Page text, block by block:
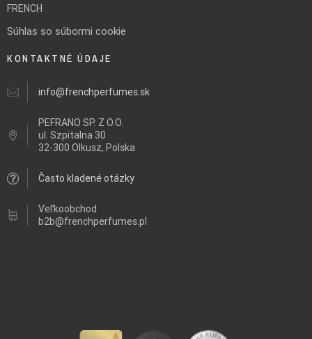
FRENCH
Súhlas so súbormi cookie
KONTAKTNÉ ÚDAJE
info@frenchperfumes.sk
PEFRANO SP. Z O.O.
ul. Szpitalna 30
32-300 Olkusz, Polska
Často kladené otázky
Veľkoobchod
b2b@frenchperfumes.pl